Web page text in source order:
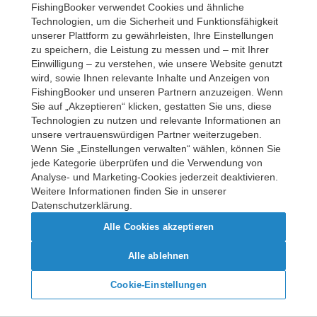
FishingBooker verwendet Cookies und ähnliche
Technologien, um die Sicherheit und Funktionsfähigkeit
unserer Plattform zu gewährleisten, Ihre Einstellungen
zu speichern, die Leistung zu messen und – mit Ihrer
Einwilligung – zu verstehen, wie unsere Website genutzt
wird, sowie Ihnen relevante Inhalte und Anzeigen von
FishingBooker und unseren Partnern anzuzeigen. Wenn
Sie auf „Akzeptieren“ klicken, gestatten Sie uns, diese
Technologien zu nutzen und relevante Informationen an
unsere vertrauenswürdigen Partner weiterzugeben.
Wenn Sie „Einstellungen verwalten“ wählen, können Sie
jede Kategorie überprüfen und die Verwendung von
Analyse- und Marketing-Cookies jederzeit deaktivieren.
Weitere Informationen finden Sie in unserer
Datenschutzerklärung.
Cookie-Einstellungen
Alle ablehnen
Alle Cookies akzeptieren
Try again